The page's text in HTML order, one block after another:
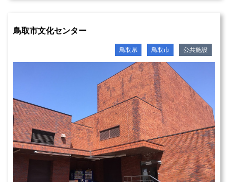
鳥取市文化センター
鳥取県 鳥取市 公共施設